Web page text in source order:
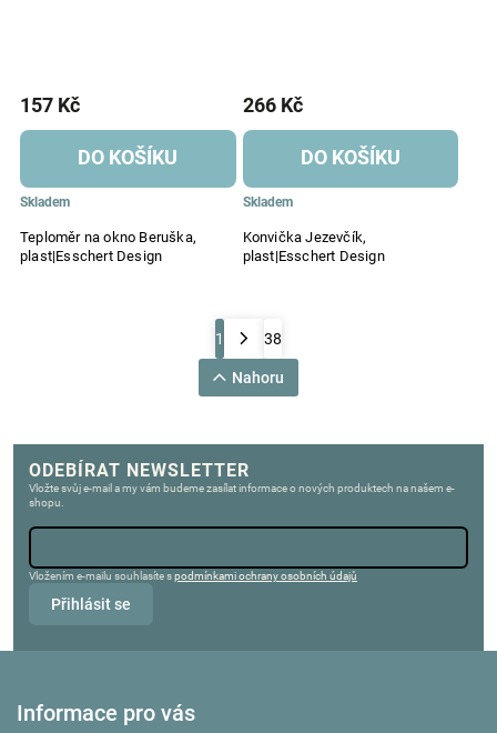
Teploměr na okno Beruška,
plast|Esschert Design
Skladem
157 Kč
DO KOŠÍKU
Konvička Jezevčík,
plast|Esschert Design
Skladem
266 Kč
DO KOŠÍKU
1 38
Nahoru
ODEBÍRAT NEWSLETTER
Vložte svůj e-mail a my vám budeme zasílat informace o nových produktech na našem e-
shopu.
Vložením e-mailu souhlasíte spodmínkami ochrany osobních údajů
Přihlásit se
Informace pro vás